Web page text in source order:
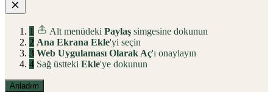
1 Alt menüdeki Paylaş simgesine dokunun
2 Ana Ekrana Ekle'yi seçin
3 Web Uygulaması Olarak Aç'ı onaylayın
4 Sağ üstteki Ekle'ye dokunun
Anladım